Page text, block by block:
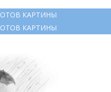
КАРТИНЫ
КАРТИНЫ